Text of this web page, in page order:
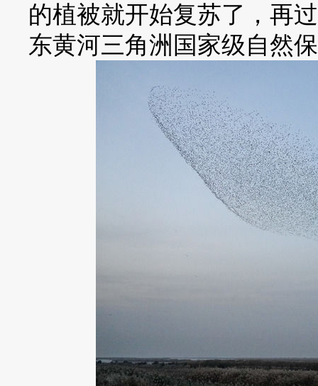
的植被就开始复苏了，再
东黄河三角洲国家级自然